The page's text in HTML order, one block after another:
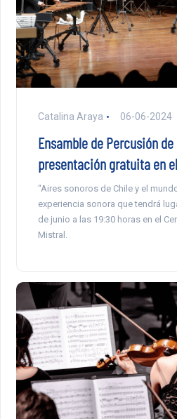
Catalina Araya 06-06-2024
Ensamble de Percusión
presentación gratuita en el
“Aires sonoros de Chile y el
experiencia sonora que tendrá
de junio a las 19:30 horas en el
Mistral.